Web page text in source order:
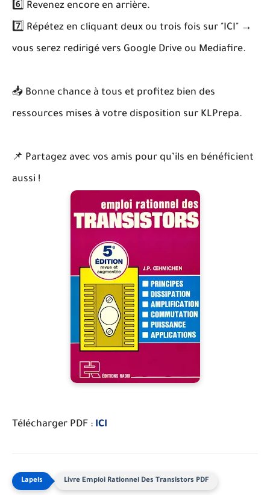
6️⃣ Revenez encore en arrière.
7️⃣ Répétez en cliquant deux ou trois fois sur "ICI" →
vous serez redirigé vers Google Drive ou Mediafire.
📥 Bonne chance à tous et profitez bien des
ressources mises à votre disposition sur KLPrepa.
📌 Partagez avec vos amis pour qu’ils en bénéficient
aussi !
Télécharger PDF : ICI
Livre Emploi Rationnel Des Transistors PDF